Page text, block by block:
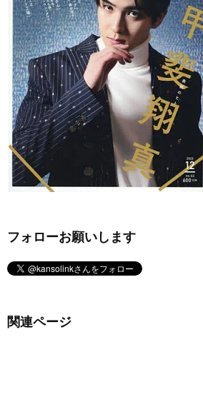
フォローお願いします
関連ページ